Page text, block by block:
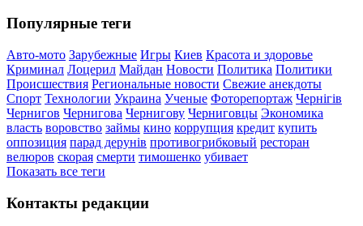
Популярные теги
Авто-мото Зарубежные Игры Киев Красота и здоровье
Криминал Лоцерил Майдан Новости Политика Политики
Происшествия Региональные новости Свежие анекдоты
Спорт Технологии Украина Ученые Фоторепортаж Чернігів
Чернигов Чернигова Чернигову Черниговцы Экономика
власть воровство займы кино коррупция кредит купить
оппозиция парад дерунів противогрибковый ресторан
велюров скорая смерти тимошенко убивает
Показать все теги
Контакты редакции